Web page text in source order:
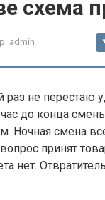
схема
admin
не перестаю
до конца
Ночная смена
принят
нет.